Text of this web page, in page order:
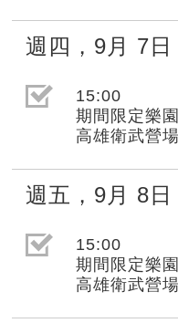
週四 ， 9月 7日
選取節目(未勾選)
15:00
期間限定樂
高雄衛武營場
週五 ， 9月 8日
選取節目(未勾選)
15:00
期間限定樂
高雄衛武營場